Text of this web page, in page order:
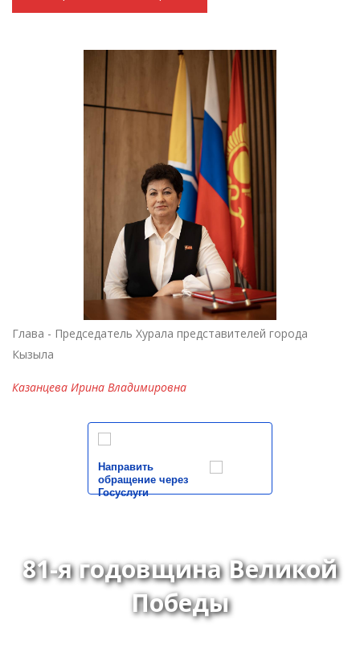
Глава - Председатель Хурала представителей города
Кызыла
Казанцева Ирина Владимировна
Направить
обращение через
Госуслуги
81-я годовщина Великой
Победы